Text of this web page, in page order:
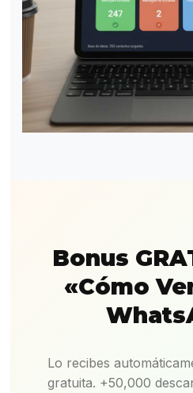
Bonus
«Cómo
Lo recibes
gratuita. +50,000